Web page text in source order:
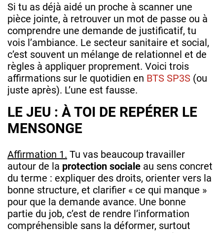
Si tu as déjà aidé un proche à scanner une
pièce jointe, à retrouver un mot de passe ou à
comprendre une demande de justificatif, tu
vois l’ambiance. Le secteur sanitaire et social,
c’est souvent un mélange de relationnel et de
règles à appliquer proprement. Voici trois
affirmations sur le quotidien en BTS SP3S (ou
juste après). L’une est fausse.
LE JEU : À TOI DE REPÉRER LE
MENSONGE
Affirmation 1. Tu vas beaucoup travailler
autour de la protection sociale au sens concret
du terme : expliquer des droits, orienter vers la
bonne structure, et clarifier « ce qui manque »
pour que la demande avance. Une bonne
partie du job, c’est de rendre l’information
compréhensible sans la déformer, surtout